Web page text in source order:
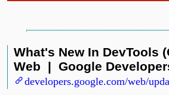
What's New In DevTools
Web | Google
developers.google.com/web/